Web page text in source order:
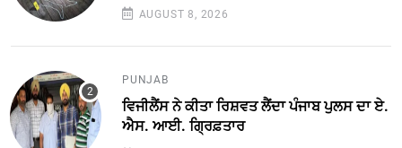
AUGUST 8, 2026
PUNJAB
ਵਿਜੀਲੈਂਸ ਨੇ ਕੀਤਾ ਰਿਸ਼ਵਤ ਲੈਂਦਾ ਪੰਜਾਬ ਪੁਲਸ ਦਾ ਏ.
ਐਸ. ਆਈ. ਗ੍ਰਿਫ਼ਤਾਰ